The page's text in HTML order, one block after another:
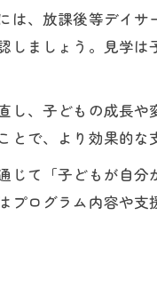
、放課後等デイ
しましょう。見学
、子どもの成長
で、より効果的な
て「子どもが自
プログラム内容や